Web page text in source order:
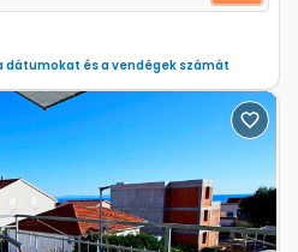
dátumokat és a vendégek számát